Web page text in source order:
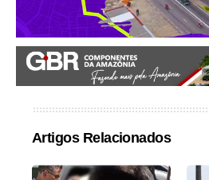
Artigos Relacionados